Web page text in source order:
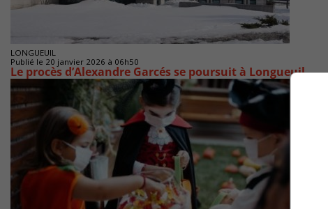
LONGUEUIL
Publié le 20 janvier 2026 à 06h50
Le procès d’Alexandre Garcés se poursuit à Longueuil